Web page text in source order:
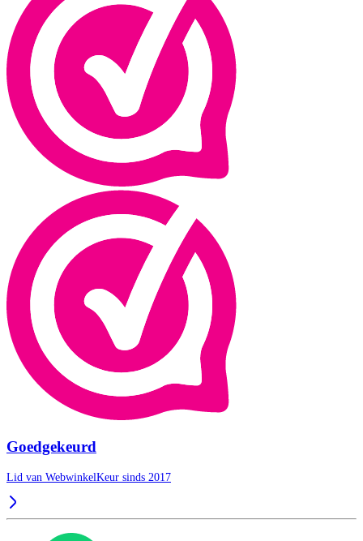
Goedgekeurd
Lid van WebwinkelKeur sinds 2017